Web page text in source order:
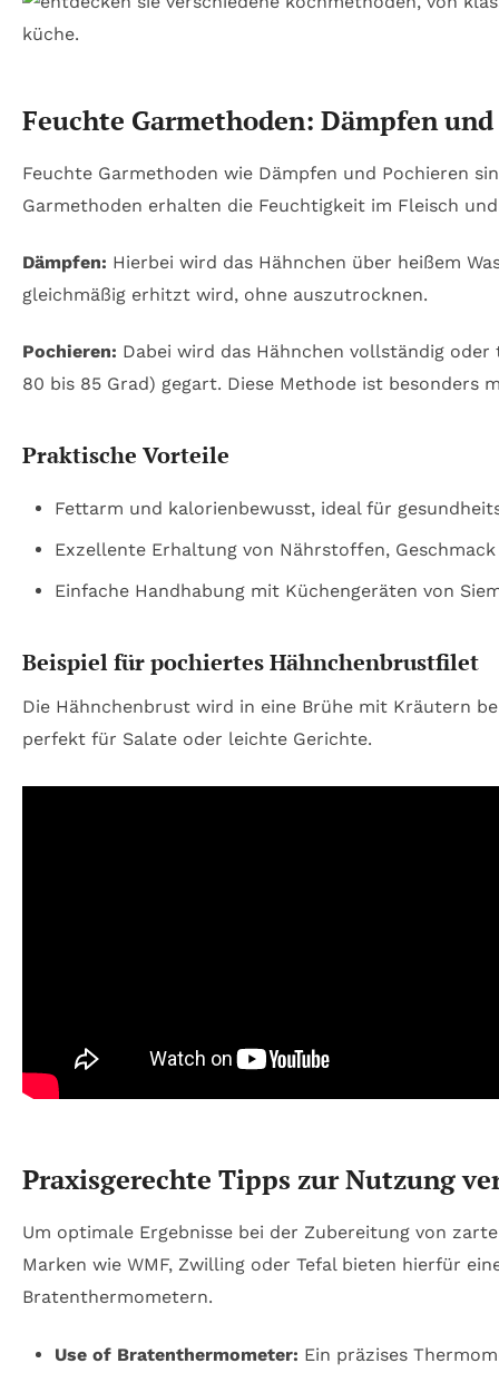
Feuchte Garmethoden: Dämpfen
Feuchte Garmethoden wie Dämpfen und Pochieren
Garmethoden erhalten die Feuchtigkeit im Fleisch
Dämpfen: Hierbei wird das Hähnchen über heißem
gleichmäßig erhitzt wird, ohne auszutrocknen.
Pochieren: Dabei wird das Hähnchen vollständig
80 bis 85 Grad) gegart. Diese Methode ist
Praktische Vorteile
Fettarm und kalorienbewusst, ideal für
Exzellente Erhaltung von Nährstoffen,
Einfache Handhabung mit Küchengeräten von
Beispiel für pochiertes Hähnchenbrustfilet
Die Hähnchenbrust wird in eine Brühe mit Kräutern
perfekt für Salate oder leichte Gerichte.
Praxisgerechte Tipps zur Nutzung
Um optimale Ergebnisse bei der Zubereitung von
Marken wie WMF, Zwilling oder Tefal bieten hierfür
Bratenthermometern.
Use of Bratenthermometer: Ein präzises